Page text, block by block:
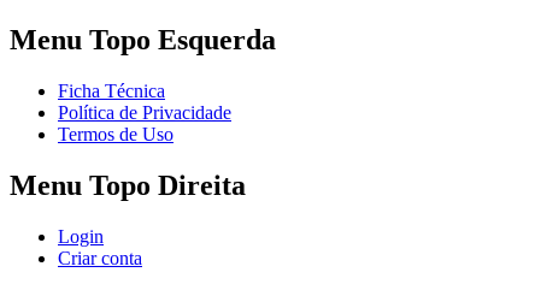
Menu Topo Esquerda
Ficha Técnica
Política de Privacidade
Termos de Uso
Menu Topo Direita
Login
Criar conta